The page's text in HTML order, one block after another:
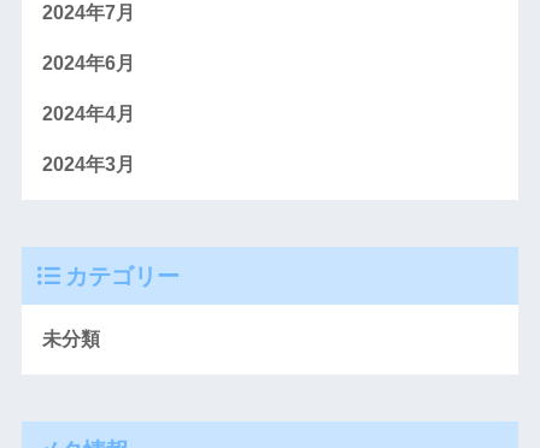
2024年7月
2024年6月
2024年4月
2024年3月
カテゴリー
未分類